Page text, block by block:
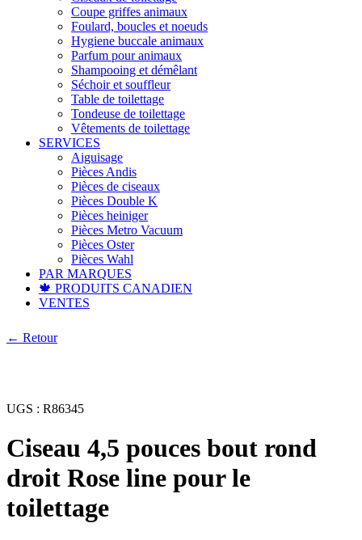
Coupe griffes animaux
Foulard, boucles et noeuds
Hygiene buccale animaux
Parfum pour animaux
Shampooing et démêlant
Séchoir et souffleur
Table de toilettage
Tondeuse de toilettage
Vêtements de toilettage
SERVICES
Aiguisage
Pièces Andis
Pièces de ciseaux
Pièces Double K
Pièces heiniger
Pièces Metro Vacuum
Pièces Oster
Pièces Wahl
PAR MARQUES
🍁 PRODUITS CANADIEN
VENTES
← Retour
UGS : R86345
Ciseau 4,5 pouces bout rond
droit Rose line pour le
toilettage